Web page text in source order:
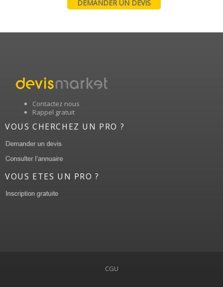
DEMANDER UN DEVIS
Contactez nous
Rappel gratuit
VOUS CHERCHEZ UN PRO ?
VOUS ETES UN PRO ?
CGU